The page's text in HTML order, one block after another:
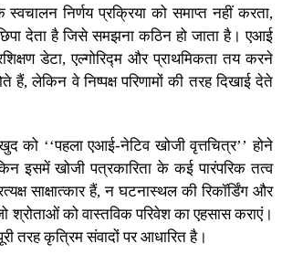
निर्णय प्रक्रिया को समाप्त नहीं करता,
देता है जिसे समझना कठिन हो जाता है। एआई
डेटा, एल्गोरिद्म और प्राथमिकता तय करने
हैं, लेकिन वे निष्पक्ष परिणामों की तरह दिखाई देते
को ‘‘पहला एआई-नेटिव खोजी वृत्तचित्र’’ होने
इसमें खोजी पत्रकारिता के कई पारंपरिक तत्व
साक्षात्कार हैं, न घटनास्थल की रिकॉर्डिंग और
श्रोताओं को वास्तविक परिवेश का एहसास कराएं।
तरह कृत्रिम संवादों पर आधारित है।